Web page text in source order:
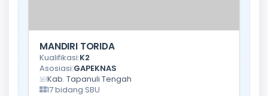
MANDIRI TORIDA
Kualifikasi:K2
Asosiasi:GAPEKNAS
Kab. Tapanuli Tengah
17 bidang SBU